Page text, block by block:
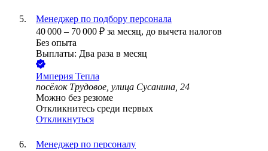
Менеджер по подбору персонала
40 000 – 70 000 ₽ за месяц, до вычета налогов
Без опыта
Выплаты: Два раза в месяц
Империя Тепла
посёлок Трудовое, улица Сусанина, 24
Можно без резюме
Откликнитесь среди первых
Откликнуться
Менеджер по персоналу